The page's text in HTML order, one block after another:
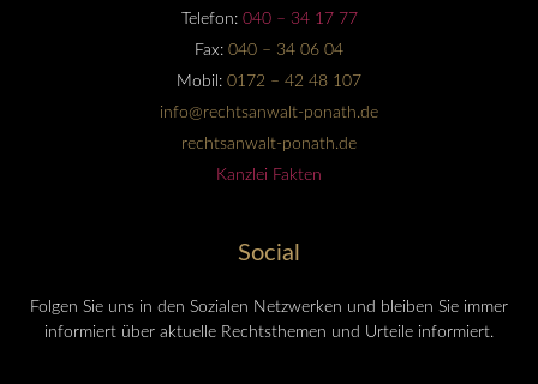
Telefon: 040 – 34 17 77
Fax: 040 – 34 06 04
Mobil: 0172 – 42 48 107
info@rechtsanwalt-ponath.de
rechtsanwalt-ponath.de
Kanzlei Fakten
Social
Folgen Sie uns in den Sozialen Netzwerken und bleiben Sie immer
informiert über aktuelle Rechtsthemen und Urteile informiert.